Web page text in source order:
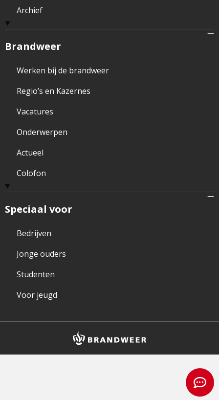
Archief
Brandweer
Werken bij de brandweer
Regio’s en Kazernes
Vacatures
Onderwerpen
Actueel
Colofon
Speciaal voor
Bedrijven
Jonge ouders
Studenten
Voor jeugd
Brandweer
homepagelink